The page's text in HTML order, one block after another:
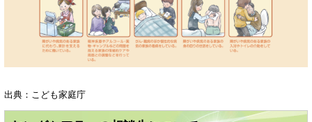
出典：こども家庭庁